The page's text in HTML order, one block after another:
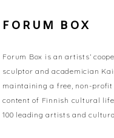
FORUM BOX
Forum Box is an artists’
sculptor and academician
maintaining a free, non-
content of Finnish cultural
100 leading artists and